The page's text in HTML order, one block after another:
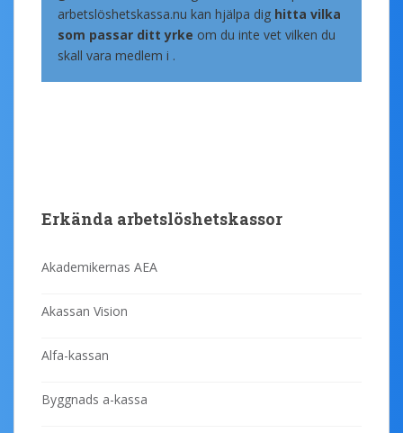
arbetslöshetskassa.nu kan hjälpa dig hitta vilka
som passar ditt yrke om du inte vet vilken du
skall vara medlem i .
Erkända arbetslöshetskassor
Akademikernas AEA
Akassan Vision
Alfa-kassan
Byggnads a-kassa